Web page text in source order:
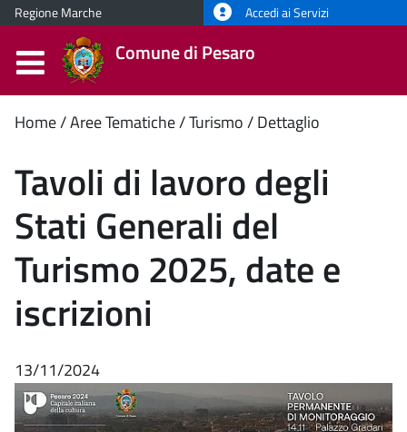
Regione Marche Accedi ai Servizi
Comune di Pesaro
Contenuto
principale
Home Aree Tematiche Turismo Dettaglio
Tavoli di lavoro degli
Stati Generali del
Turismo 2025, date e
iscrizioni
13/11/2024